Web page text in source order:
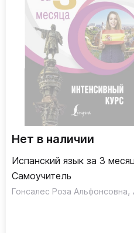
Нет в наличии
Испанский язык за 3
Самоучитель
Гонсалес Роза Альфонсовна,